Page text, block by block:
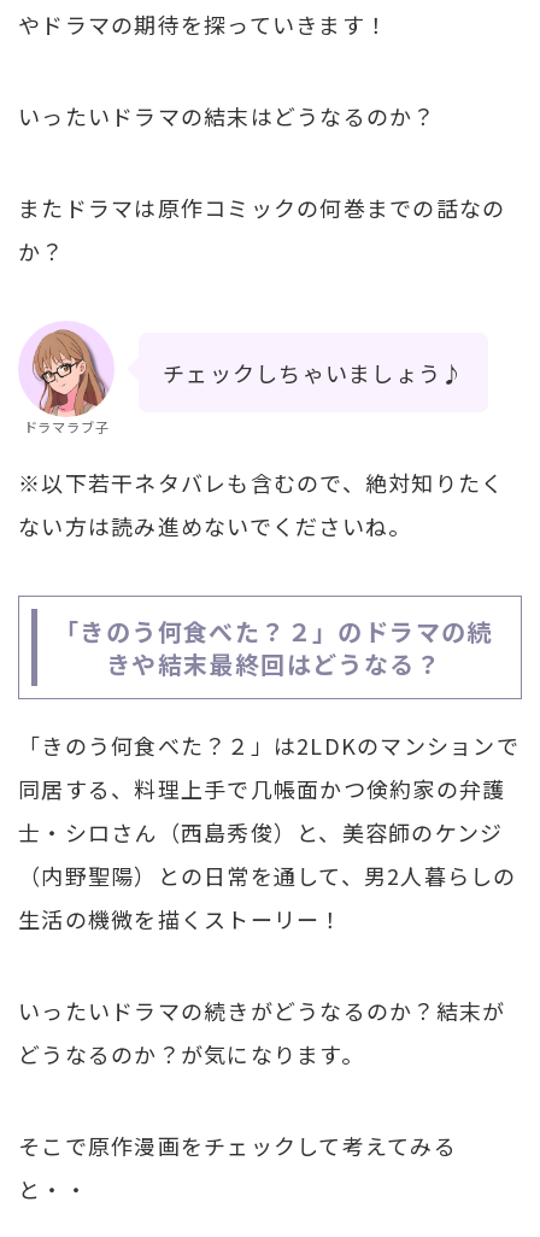
やドラマの期待を探っていきます！
いったいドラマの結末はどうなるのか？
またドラマは原作コミックの何巻までの話なの
か？
ドラマラブ子
チェックしちゃいましょう♪
※以下若干ネタバレも含むので、絶対知りたく
ない方は読み進めないでくださいね。
「きのう何食べた？２」のドラマの続
きや結末最終回はどうなる？
「きのう何食べた？２」は2LDKのマンションで
同居する、料理上手で几帳面かつ倹約家の弁護
士・シロさん（西島秀俊）と、美容師のケンジ
（内野聖陽）との日常を通して、男2人暮らしの
生活の機微を描くストーリー！
いったいドラマの続きがどうなるのか？結末が
どうなるのか？が気になります。
そこで原作漫画をチェックして考えてみる
と・・